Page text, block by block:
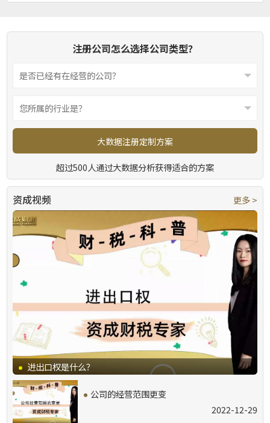
注册公司怎么选择公司类型？
大数据注册定制方案
超过500人通过大数据分析获得适合的方案
资成视频 更多 >
·进出口权是什么？
·公司的经营范围更变
2022-12-29